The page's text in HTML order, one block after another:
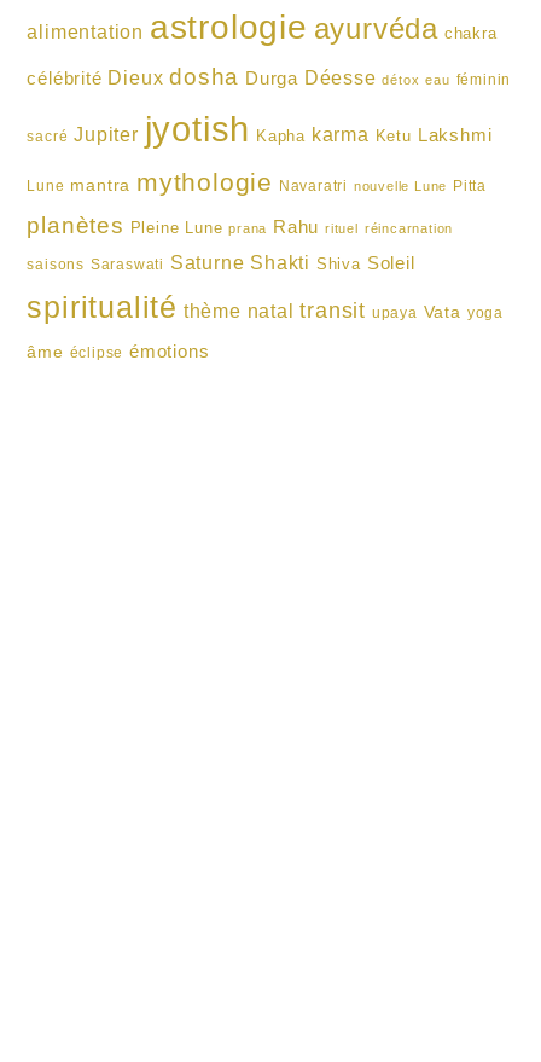
alimentation astrologie ayurvéda chakra
célébrité Dieux dosha Durga Déesse détox eau féminin
sacré Jupiter jyotish Kapha karma Ketu Lakshmi
Lune mantra mythologie Navaratri nouvelle Lune Pitta
planètes Pleine Lune prana Rahu rituel réincarnation
saisons Saraswati Saturne Shakti Shiva Soleil
spiritualité thème natal transit upaya Vata yoga
âme éclipse émotions